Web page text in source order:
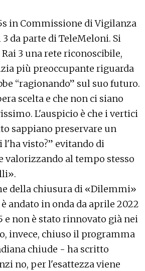
in Commissione di Vigilanza
da parte di TeleMeloni. Si
3 una rete riconoscibile,
più preoccupante riguarda
“ragionando” sul suo futuro.
scelta e che non ci siano
L'auspicio è che i vertici
sappiano preservare un
visto?” evitando di
valorizzando al tempo stesso
della chiusura di «Dilemmi»
andato in onda da aprile 2022
e non è stato rinnovato già nei
invece, chiuso il programma
chiude - ha scritto
no, per l'esattezza viene